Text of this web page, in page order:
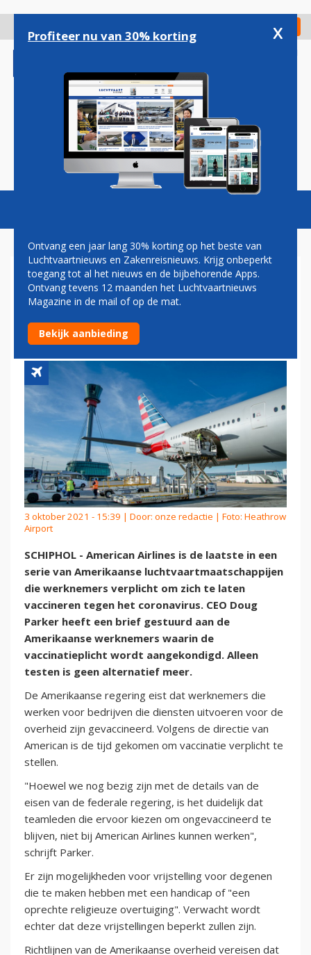
gaan
Check in
Magazine Podcasts Vacatures
AMERICAN AIRLINES GAAT
INENTINGEN VERPLICHTEN
VOOR WERKNEMERS
3 oktober 2021 - 15:39 | Door: onze redactie | Foto: Heathrow
Airport
SCHIPHOL - American Airlines is de laatste in een
serie van Amerikaanse luchtvaartmaatschappijen
die werknemers verplicht om zich te laten
vaccineren tegen het coronavirus. CEO Doug
Parker heeft een brief gestuurd aan de
Amerikaanse werknemers waarin de
vaccinatieplicht wordt aangekondigd. Alleen
testen is geen alternatief meer.
De Amerikaanse regering eist dat werknemers die
werken voor bedrijven die diensten uitvoeren voor de
overheid zijn gevaccineerd. Volgens de directie van
American is de tijd gekomen om vaccinatie verplicht te
stellen.
"Hoewel we nog bezig zijn met de details van de
eisen van de federale regering, is het duidelijk dat
teamleden die ervoor kiezen om ongevaccineerd te
blijven, niet bij American Airlines kunnen werken",
schrijft Parker.
Er zijn mogelijkheden voor vrijstelling voor degenen
die te maken hebben met een handicap of "een
oprechte religieuze overtuiging". Verwacht wordt
echter dat deze vrijstellingen beperkt zullen zijn.
Richtlijnen van de Amerikaanse overheid vereisen dat
Profiteer nu van 30% korting x
Ontvang een jaar lang 30% korting op het beste van
Luchtvaartnieuws en Zakenreisnieuws. Krijg onbeperkt
toegang tot al het nieuws en de bijbehorende Apps.
Ontvang tevens 12 maanden het Luchtvaartnieuws
Magazine in de mail of op de mat.
Bekijk aanbieding